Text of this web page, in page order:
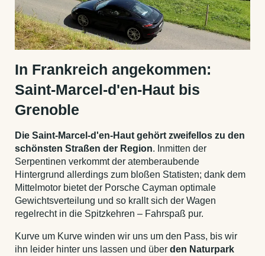
In Frankreich angekommen:
Saint-Marcel-d'en-Haut bis
Grenoble
Die Saint-Marcel-d'en-Haut gehört zweifellos zu den
schönsten Straßen der Region. Inmitten der
Serpentinen verkommt der atemberaubende
Hintergrund allerdings zum bloßen Statisten; dank dem
Mittelmotor bietet der Porsche Cayman optimale
Gewichtsverteilung und so krallt sich der Wagen
regelrecht in die Spitzkehren – Fahrspaß pur.
Kurve um Kurve winden wir uns um den Pass, bis wir
ihn leider hinter uns lassen und über den Naturpark